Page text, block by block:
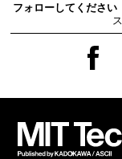
フォローしてください